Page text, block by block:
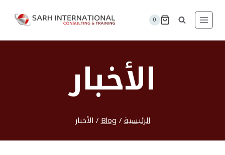
إلى
المحتوى 0
الأخبار
الرئيسية/
Blog
/ الأخبار